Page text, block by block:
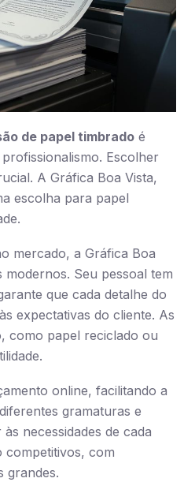
de papel timbrado é
Escolher
A Gráfica Boa Vista,
escolha para papel
mercado, a Gráfica Boa
modernos. Seu pessoal tem
que cada detalhe do
expectativas do cliente. As
como papel reciclado ou
online, facilitando a
gramaturas e
necessidades de cada
competitivos, com
grandes.